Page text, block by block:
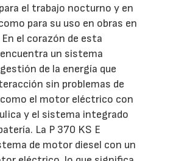
el trabajo nocturno y en
para su uso en obras en
el corazón de esta
un sistema
de la energía que
sin problemas de
el motor eléctrico con
y el sistema integrado
La P 370 KS E
de motor diesel con un